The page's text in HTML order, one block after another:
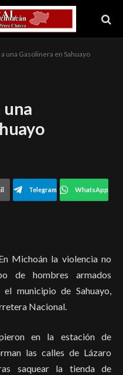
una Gasolinera en Sahuayo
una
Telegram WhatsApp
Michoán la violencia no
de hombres armados
municipio de Sahuayo,
Nacional.
en la estación de
las calles de Lázaro
saquear la tienda de